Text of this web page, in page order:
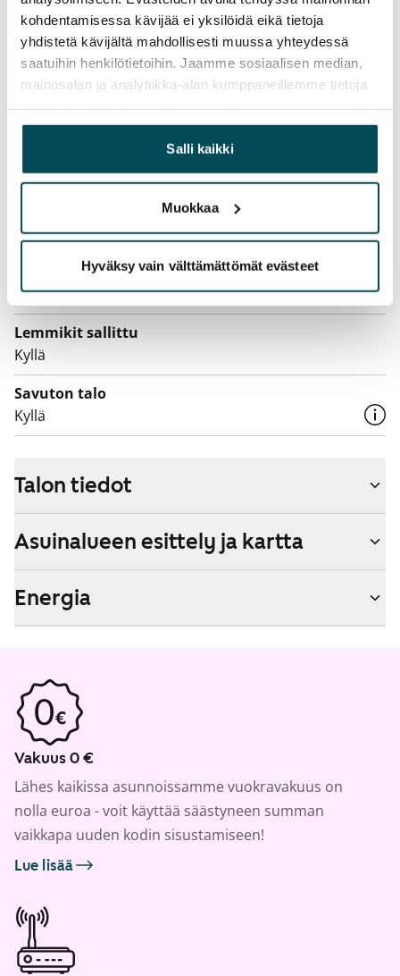
kohdentamisessa kävijää ei yksilöidä eikä tietoja
yhdistetä kävijältä mahdollisesti muussa yhteydessä
saatuihin henkilötietoihin. Jaamme sosiaalisen median,
mainosalan ja analytiikka-alan kumppaneillemme tietoja
yhdistää näitä tietoja muihin tietoihin, joita olet antanut
heille tai joita on kerätty, kun olet käyttänyt heidän
palvelujaan.
Salli kaikki
Muokkaa
Hyväksy vain välttämättömät evästeet
Kotivakuutus
Pakollinen, ei sisälly vuokraan
Kulutuksen mukaan
Vuokralainen solmii itse sähkösopimuksen.
Vuokraan sisältyy 50 M laajakaistaliittymä. Voit hankkia
lisänopeutta etuhintaan ottamalla yhteyttä
operaattoriin Telia.
Lemmikit sallittu
Kyllä
Savuton talo
Kyllä
Talon tiedot
Asuinalueen esittely ja kartta
Energia
Vakuus 0 €
Lähes kaikissa asunnoissamme vuokravakuus on
nolla euroa - voit käyttää säästyneen summan
vaikkapa uuden kodin sisustamiseen!
Lue lisää